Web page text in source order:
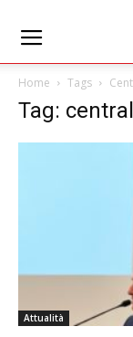
Home Tags
Tag:
Attualità